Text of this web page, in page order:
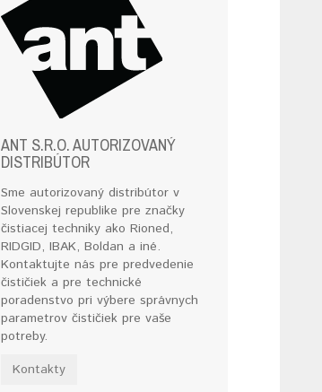
ANT S.R.O. AUTORIZOVANÝ
DISTRIBÚTOR
Sme autorizovaný distribútor v
Slovenskej republike pre značky
čistiacej techniky ako Rioned,
RIDGID, IBAK, Boldan a iné.
Kontaktujte nás pre predvedenie
čističiek a pre technické
poradenstvo pri výbere správnych
parametrov čističiek pre vaše
potreby.
Kontakty